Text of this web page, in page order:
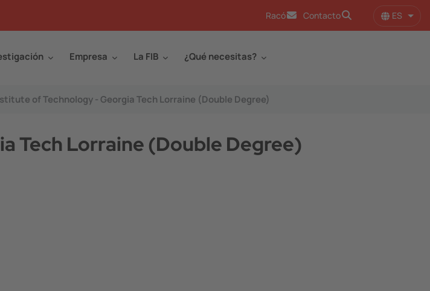
Racó Contacto ES
Empresa La FIB ¿Qué necesitas?
of Technology - Georgia Tech Lorraine (Double Degree)
Tech Lorraine (Double Degree)